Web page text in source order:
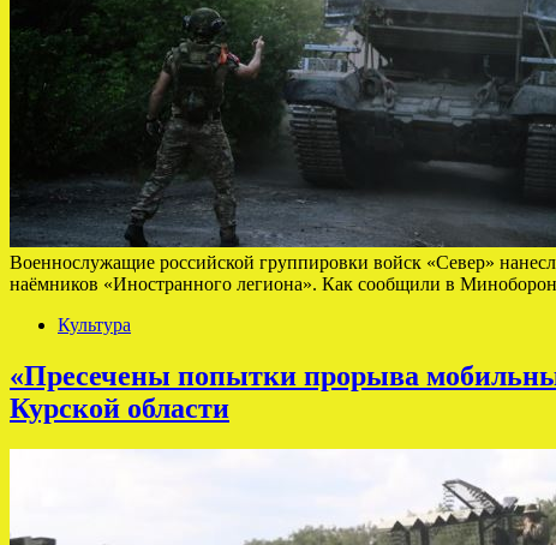
Военнослужащие российской группировки войск «Север»
наёмников «Иностранного легиона». Как сообщили в
Культура
«Пресечены попытки прорыва
Курской области